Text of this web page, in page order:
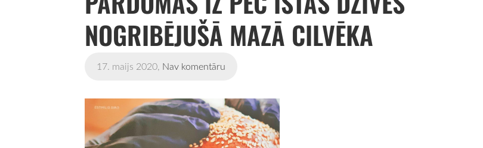
NOGRIBĒJUŠĀ MAZĀ CILVĒKA
17. maijs 2020, Nav komentāru